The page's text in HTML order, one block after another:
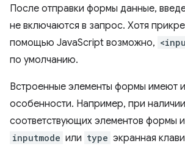
После отправки формы данные,
не включаются в запрос. Хотя
помощью JavaScript возможно,
по умолчанию.
Встроенные элементы формы имеют
особенности. Например, при наличии
соответствующих элементов формы
inputmode или type экранная